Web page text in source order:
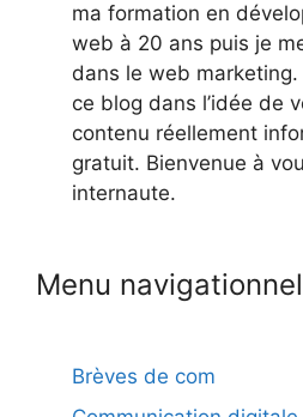
ma formation en
web à 20 ans puis je
dans le web marketing.
ce blog dans l’idée de
contenu réellement
gratuit. Bienvenue à
internaute.
Menu navigationnel
Brèves de com